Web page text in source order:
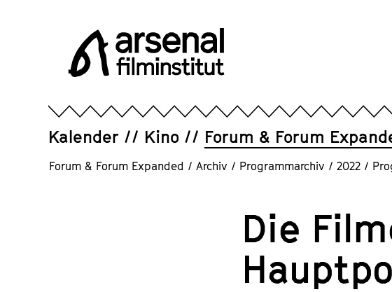
Filminstitut
Kalender Kino Forum & Forum
Forum & Forum Expanded / Archiv / Programmarchiv / 2022 /
Die